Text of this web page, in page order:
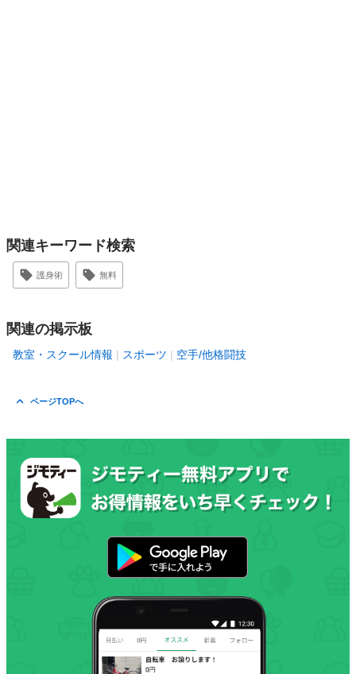
関連キーワード検索
護身術 無料
関連の掲示板
教室・スクール情報 スポーツ 空手/他格闘技
ページTOPへ